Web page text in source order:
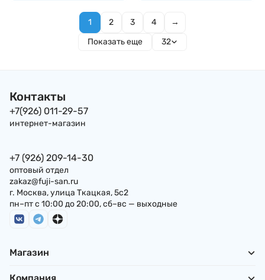
1 2 3 4
→
Показать еще
32
Контакты
+7(926) 011-29-57
интернет-магазин
+7 (926) 209-14-30
оптовый отдел
zakaz@fuji-san.ru
г. Москва, улица Ткацкая, 5с2
пн–пт с 10:00 до 20:00, сб–вс — выходные
Магазин